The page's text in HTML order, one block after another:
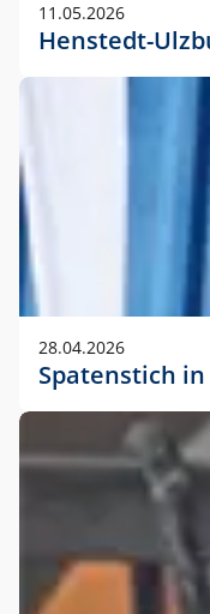
11.05.2026
Henstedt-
28.04.2026
Spatenstich